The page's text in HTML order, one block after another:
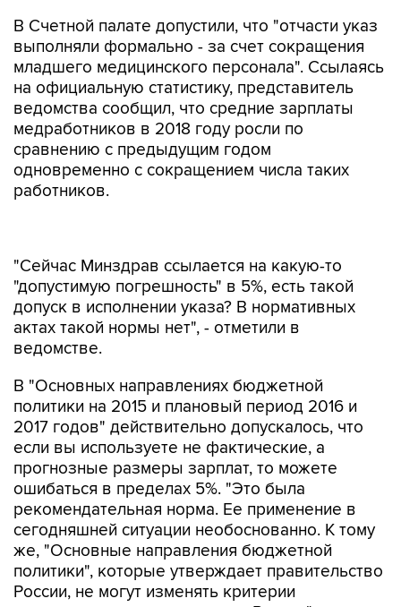
В Счетной палате допустили, что "отчасти указ
выполняли формально - за счет сокращения
младшего медицинского персонала". Ссылаясь
на официальную статистику, представитель
ведомства сообщил, что средние зарплаты
медработников в 2018 году росли по
сравнению с предыдущим годом
одновременно с сокращением числа таких
работников.
допуск в исполнении указа? В нормативных
актах такой нормы нет", - отметили в
ведомстве.
В "Основных направлениях бюджетной
2017 годов" действительно допускалось, что
если вы используете не фактические, а
прогнозные размеры зарплат, то можете
ошибаться в пределах 5%. "Это была
рекомендательная норма. Ее применение в
сегодняшней ситуации необоснованно. К тому
же, "Основные направления бюджетной
политики", которые утверждает правительство
России, не могут изменять критерии
исполнения указа президента России", -
указали в Счетной палате.